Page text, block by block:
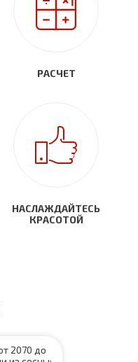
РАСЧЕТ
НАСЛАЖДАЙТЕСЬ
КРАСОТОЙ